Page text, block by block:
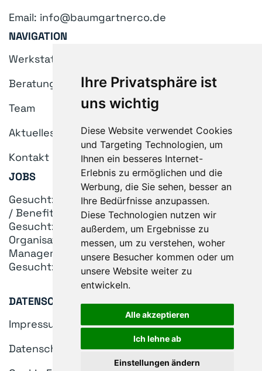
Ihre Privatsphäre ist
uns wichtig
Diese Website verwendet Cookies
und Targeting Technologien, um
Ihnen ein besseres Internet-
Erlebnis zu ermöglichen und die
Werbung, die Sie sehen, besser an
Ihre Bedürfnisse anzupassen.
Diese Technologien nutzen wir
außerdem, um Ergebnisse zu
messen, um zu verstehen, woher
unsere Besucher kommen oder um
unsere Website weiter zu
entwickeln.
Alle akzeptieren
Ich lehne ab
Einstellungen ändern
Email: info@baumgartnerco.de
NAVIGATION
Werkstatt
Beratung
Team
Aktuelles
Kontakt
JOBS
Gesucht: Senior Consultant HR & Compensation
/ Benefits (m/w/d)
Gesucht: Senior Consultant (m/w/d)
Organisationsentwicklung & Change
Management
Gesucht: Praktikant (m/w/d)
DATENSCHUTZ & RECHTLICHES
Impressum
Datenschutz